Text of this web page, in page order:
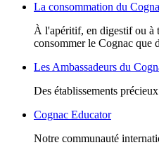
La consommation du
À l'apéritif, en digestif ou à
consommer le Cognac que
Les Ambassadeurs du
Des établissements
Cognac Educator
Notre communauté